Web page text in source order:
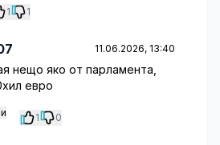
1 1
11.06.2026, 13:40
нещо яко от парламента,
евро
1 0